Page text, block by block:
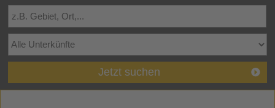
Jetzt suchen